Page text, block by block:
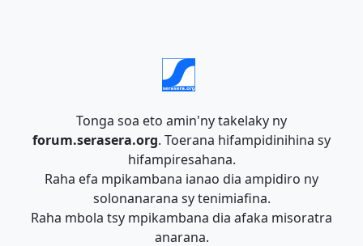
Tonga soa eto amin'ny takelaky ny
forum.serasera.org. Toerana hifampidinihina sy
hifampiresahana.
Raha efa mpikambana ianao dia ampidiro ny
solonanarana sy tenimiafina.
Raha mbola tsy mpikambana dia afaka misoratra
anarana.